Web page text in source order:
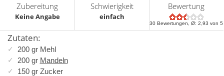
Zubereitung
Keine Angabe
Schwierigkeit
einfach
Bewertung
30 Bewertungen, Ø:2,93 von 5
Zutaten:
200 gr Mehl
200 gr Mandeln
150 gr Zucker